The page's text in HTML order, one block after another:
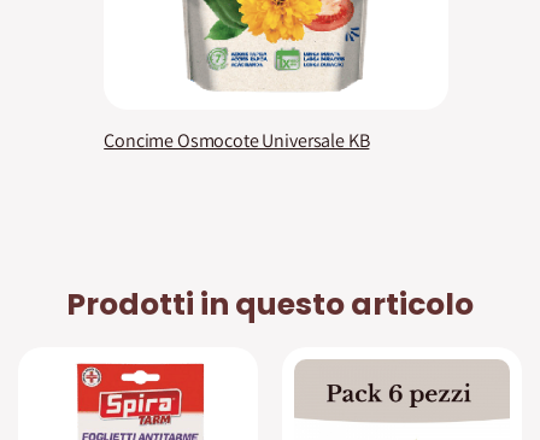
Concime Osmocote Universale KB
Prodotti in questo articolo